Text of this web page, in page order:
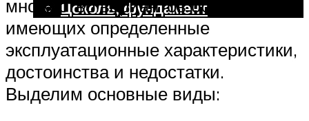
Цоколь, фундамент
Меню
множество вариантов обоев,
имеющих определенные
эксплуатационные характеристики,
достоинства и недостатки.
Выделим основные виды: